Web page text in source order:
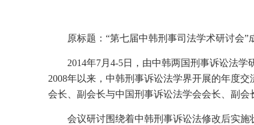
原标题：“第七届中韩刑事司法学术研讨会”
2014年7月4-5日，由中韩两国刑事诉讼法
2008年以来，中韩刑事诉讼法学界开展的年度
会长、副会长与中国刑事诉讼法学会会长、副会
会议研讨围绕着中韩刑事诉讼法修改后实